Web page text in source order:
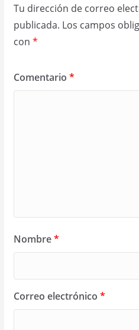
Tu dirección de correo
publicada. Los campos
con *
Comentario *
Nombre*
Correo electrónico *